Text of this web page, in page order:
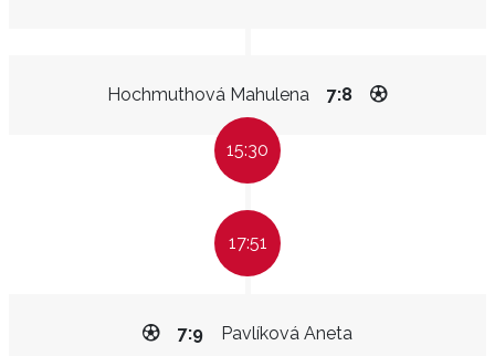
Hochmuthová Mahulena 7:8
15:30
17:51
Pavlíková Aneta
7:9